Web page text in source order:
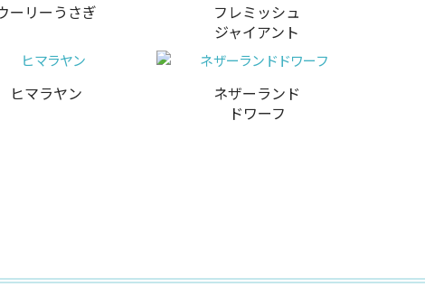
ーリーうさぎ
フレミッシュ
ジャイアント
ヒマラヤン
ネザーランド
ドワーフ